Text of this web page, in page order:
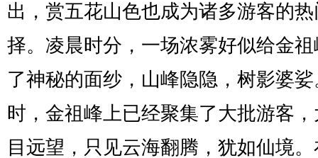
出，赏五花山色也成为诸多游客的
择。凌晨时分，一场浓雾好似给金
了神秘的面纱，山峰隐隐，树影婆
时，金祖峰上已经聚集了大批游客
目远望，只见云海翻腾，犹如仙境